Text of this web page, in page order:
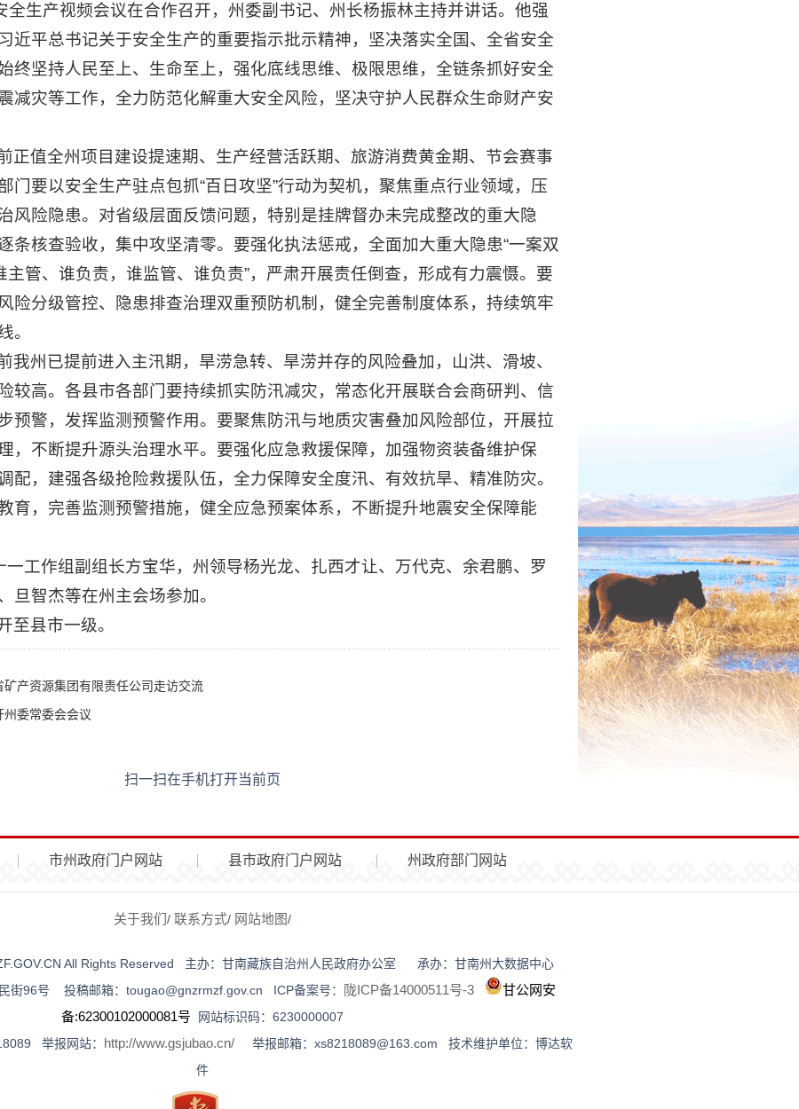
全生产视频会议在合作召开，州委副书记、州长杨振林主持并讲话。他强
近平总书记关于安全生产的重要指示批示精神，坚决落实全国、全省安全
终坚持人民至上、生命至上，强化底线思维、极限思维，全链条抓好安全
减灾等工作，全力防范化解重大安全风险，坚决守护人民群众生命财产安
正值全州项目建设提速期、生产经营活跃期、旅游消费黄金期、节会赛事
门要以安全生产驻点包抓“百日攻坚”行动为契机，聚焦重点行业领域，压
风险隐患。对省级层面反馈问题，特别是挂牌督办未完成整改的重大隐
条核查验收，集中攻坚清零。要强化执法惩戒，全面加大重大隐患“一案双
主管、谁负责，谁监管、谁负责”，严肃开展责任倒查，形成有力震慑。要
险分级管控、隐患排查治理双重预防机制，健全完善制度体系，持续筑牢
。
我州已提前进入主汛期，旱涝急转、旱涝并存的风险叠加，山洪、滑坡、
较高。各县市各部门要持续抓实防汛减灾，常态化开展联合会商研判、信
预警，发挥监测预警作用。要聚焦防汛与地质灾害叠加风险部位，开展拉
，不断提升源头治理水平。要强化应急救援保障，加强物资装备维护保
配，建强各级抢险救援队伍，全力保障安全度汛、有效抗旱、精准防灾。
育，完善监测预警措施，健全应急预案体系，不断提升地震安全保障能
一工作组副组长方宝华，州领导杨光龙、扎西才让、万代克、余君鹏、罗
旦智杰等在州主会场参加。
至县市一级。
矿产资源集团有限责任公司走访交流
委常委会会议
扫一扫在手机打开当前页
市州政府门户网站 县市政府门户网站 州政府部门网站
关于我们/ 联系方式/ 网站地图/
All Rights Reserved 主办：甘南藏族自治州人民政府办公室 承办：甘南州大数据中心
街96号 投稿邮箱：tougao@gnzrmzf.gov.cn ICP备案号：
陇ICP备14000511号-3
甘公网安
备:62300102000081号 网站标识码：6230000007
举报网站： http://www.gsjubao.cn/ 举报邮箱：xs8218089@163.com 技术维护单位：博达软
件